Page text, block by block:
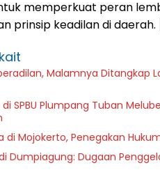
memperkuat peran
prinsip keadilan di daerah.
Malamnya Ditangkap
di SPBU Plumpang Tuban
di Mojokerto, Penegakan
di Dumpiagung: Dugaan